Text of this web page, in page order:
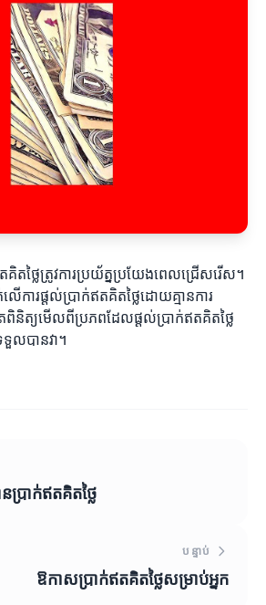
គិតថ្លៃត្រូវការប្រយ័ត្នប្រយែងពេលជ្រើសរើស។
ើការផ្តល់ប្រាក់ឥតគិតថ្លៃដោយគ្មានការ
ពិនិត្យមើលពីប្រភពដែលផ្តល់ប្រាក់ឥតគិតថ្លៃ
ទួលបានវា។
ប្រាក់ឥតគិតថ្លៃ
បន្ទាប់
ឱកាសប្រាក់ឥតគិតថ្លៃសម្រាប់អ្នក